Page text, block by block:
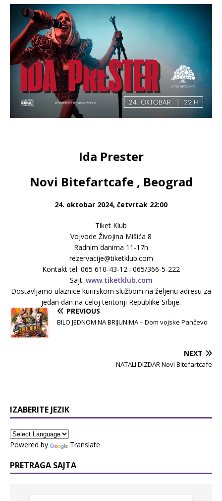
Ida Prester
Novi Bitefartcafe , Beograd
24. oktobar 2024, četvrtak 22:00
Tiket Klub
Vojvode Živojina Mišića 8
Radnim danima 11-17h
rezervacije@tiketklub.com
Kontakt tel: 065 610-43-12 i 065/366-5-222
Sajt: www.tiketklub.com
Dostavljamo ulaznice kurirskom službom na željenu adresu za
jedan dan na celoj teritoriji Republike Srbije.
PREVIOUS
BILO JEDNOM NA BRIJUNIMA – Dom vojske Pančevo
NEXT
NATALI DIZDAR Novi Bitefartcafe
IZABERITE JEZIK
Powered by Translate
PRETRAGA SAJTA